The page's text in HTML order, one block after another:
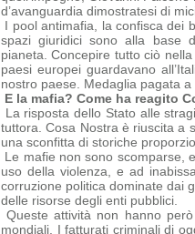
d’avanguardia dimostratesi di
I pool antimafia, la confisca dei
spazi giuridici sono alla base
pianeta.Concepire tutto ciò
paesi europei guardavano
nostro paese. Medaglia pagata
E la mafia? Come ha reagito
La risposta dello Stato alle
tuttora. Cosa Nostra è riuscita a
una sconfitta di storiche
Le mafie non sono scomparse,
uso della violenza, e ad
corruzione politica dominate dai
delle risorse degli enti pubblici.
Queste attività non hanno
mondiali. I fatturati criminali di